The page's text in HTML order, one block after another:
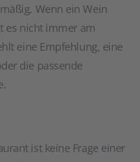
Wenn ein Wein
es nicht immer am
eine Empfehlung, eine
die passende
ist keine Frage einer